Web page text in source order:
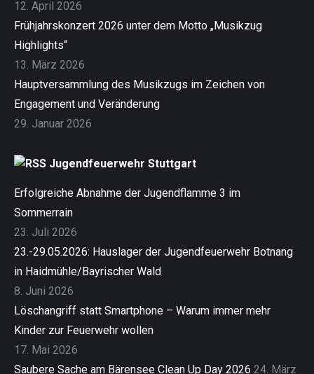
12. April 2026
Frühjahrskonzert 2026 unter dem Motto „Musikzug
Highlights“
13. März 2026
Hauptversammlung des Musikzugs im Zeichen von
Engagement und Veränderung
29. Januar 2026
Jugendfeuerwehr Stuttgart
Erfolgreiche Abnahme der Jugendflamme 3 im
Sommerrain
23. Juli 2026
23.-29.05.2026: Hauslager der Jugendfeuerwehr Botnang
in Haidmühle/Bayrischer Wald
8. Juni 2026
Löschangriff statt Smartphone – Warum immer mehr
Kinder zur Feuerwehr wollen
17. Mai 2026
Saubere Sache am Bärensee Clean Up Day 2026 24. März